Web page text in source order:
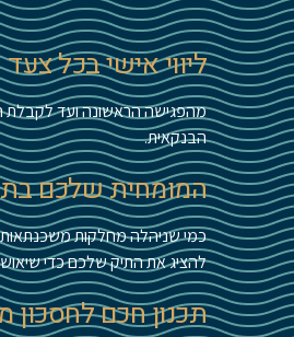
ליווי אישי בכל צעד
מהפגישה הראשונה ועד לקבלת
הבנקאית.
המומחית שלכם
כמי שניהלה מחלקות משכנתאות
להציג את התיק שלכם כדי
תכנון חכם לחסכון